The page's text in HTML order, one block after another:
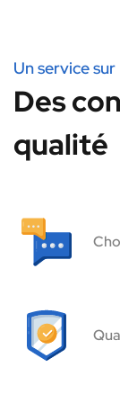
Un service
Des
qualité